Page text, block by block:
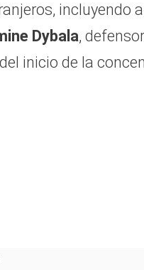
incluyendo a
Dybala,
inicio de la